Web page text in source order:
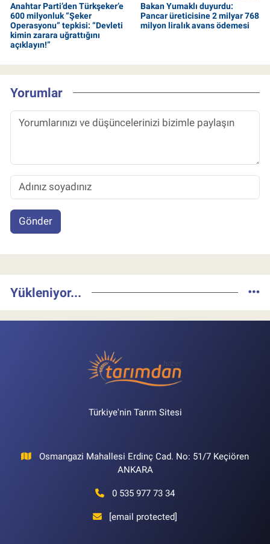
Anahtar Parti’den Türkşeker’e
600 milyonluk “Şeker
Operasyonu” tepkisi: “Devleti
kimin zarara uğrattığını
açıklayın!”
Bakan Yumaklı duyurdu:
Pancar üreticisine 2 milyar 768
milyon liralık avans ödemesi
Yorumlar
Gönder
Yükleniyor...
Türkiye'nin Tarım Sitesi
Osmangazi Mahallesi Erdinç Cad. No: 51/7 Keçiören
ANKARA
0 535 977 73 34
[email protected]